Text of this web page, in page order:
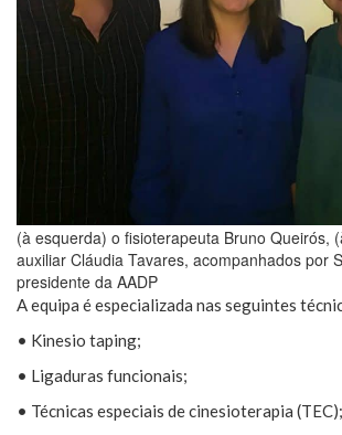
(à esquerda) o fisioterapeuta Bruno Queirós,
auxiliar Cláudia Tavares, acompanhados por
presidente da AADP
A equipa é especializada nas seguintes
• Kinesio taping;
• Ligaduras funcionais;
• Técnicas especiais de cinesioterapia (TEC);